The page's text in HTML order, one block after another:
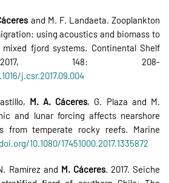
and M. F. Landaeta. Zooplankton
using acoustics and biomass to
fjord systems. Continental Shelf
2017, 148: 208-
j.csr.2017.09.004
M. A. Cáceres, G. Plaza and M.
and lunar forcing affects nearshore
from temperate rocky reefs. Marine
10.1080/17451000.2017.1335872
Ramírez and M. Cáceres. 2017. Seiche